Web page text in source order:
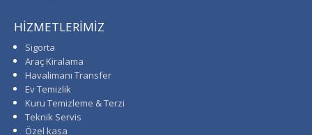
HİZMETLERİMİZ
Sigorta
Araç Kiralama
Havalimanı Transfer
Ev Temizlik
Kuru Temizleme & Terzi
Teknik Servis
Özel kasa